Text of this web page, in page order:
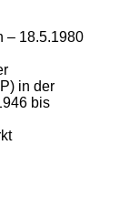
– 18.5.1980
in der
bis